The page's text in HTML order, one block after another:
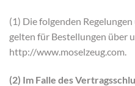
(1) Die folgenden
gelten für Bestellungen über
http://www.moselzeug.com.
(2) Im Falle des